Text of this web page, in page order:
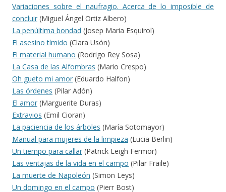
Variaciones sobre el naufragio. Acerca de lo imposible de
concluir (Miguel Ángel Ortiz Albero)
La penúltima bondad (Josep Maria Esquirol)
El asesino tímido (Clara Usón)
El material humano (Rodrigo Rey Sosa)
La Casa de las Alfombras (Mario Crespo)
Oh gueto mi amor (Eduardo Halfon)
Las órdenes (Pilar Adón)
El amor (Marguerite Duras)
Extravios (Emil Cioran)
La paciencia de los árboles (María Sotomayor)
Manual para mujeres de la limpieza (Lucia Berlin)
Un tiempo para callar (Patrick Leigh Fermor)
Las ventajas de la vida en el campo (Pilar Fraile)
La muerte de Napoleón (Simon Leys)
Un domingo en el campo (Pierr Bost)